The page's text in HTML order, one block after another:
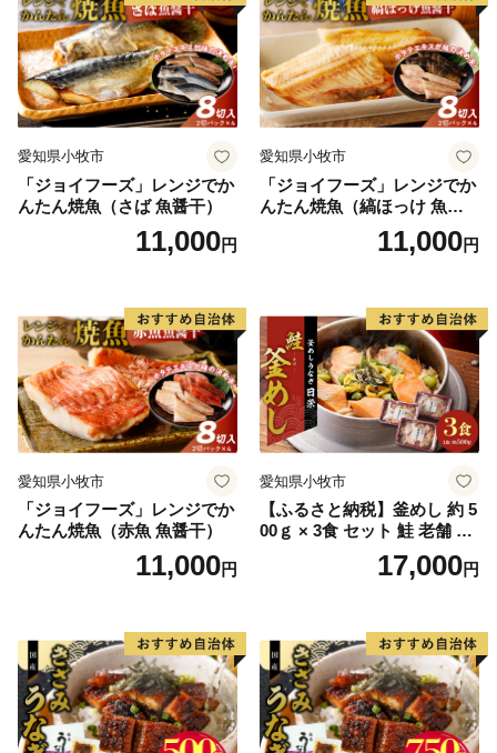
〈その他に関して〉
網走市役所 商工労働課 TEL：0152-61-6000
愛知県小牧市
「ジョイフーズ」レンジでか
んたん焼魚（さば 魚醤干）
11,000円
愛知県小牧市
「ジョイフーズ」レンジでか
んたん焼魚（縞ほっけ 魚醤
11,000円
愛知県小牧市
「ジョイフーズ」レンジでか
んたん焼魚（赤魚 魚醤干）
11,000円
愛知県小牧市
【ふるさと納税】釜めし 約 5
00ｇ × 3食 セット 鮭 老舗 急
速冷凍 レンチン 時短 簡単調
理 食品 加工品 海鮮 手作り
り寄せグルメ 愛知県 小牧市
送料無料
17,000円